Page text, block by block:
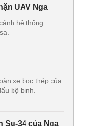
UAV Nga
hệ thống
xe bọc thép của
bộ binh.
Su-34 của Nga